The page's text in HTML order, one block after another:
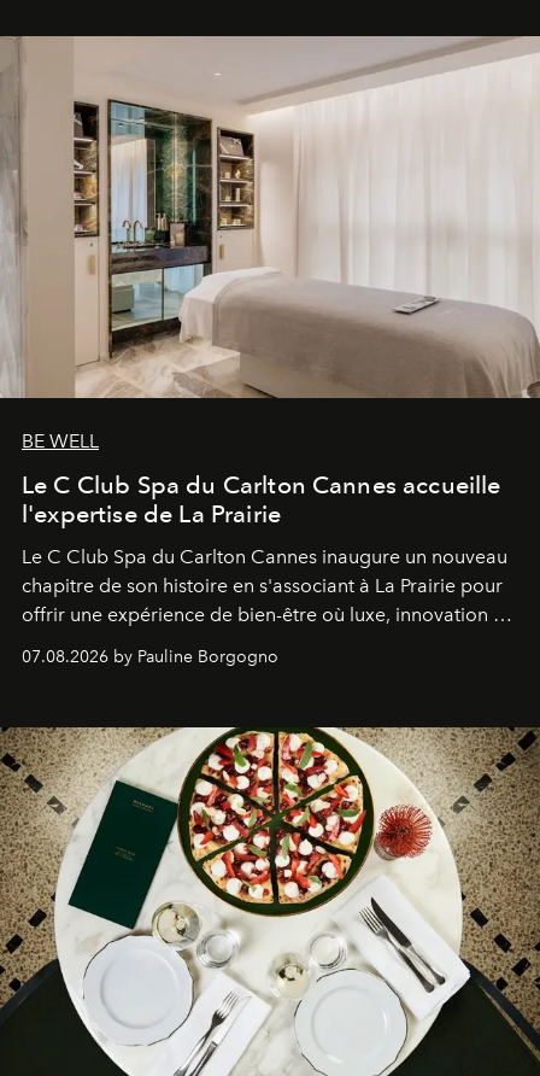
BE WELL
Le C Club Spa du Carlton Cannes accueille
l'expertise de La Prairie
Le C Club Spa du Carlton Cannes inaugure un nouveau
chapitre de son histoire en s'associant à La Prairie pour
offrir une expérience de bien-être où luxe, innovation et
07.08.2026 by Pauline Borgogno